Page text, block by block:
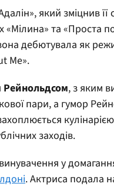
який зміцнив її
«Мілина» та «Проста
дебютувала як
Me».
Рейнольдсом, з яким
пари, а гумор
заходів.
у
. Актриса подала